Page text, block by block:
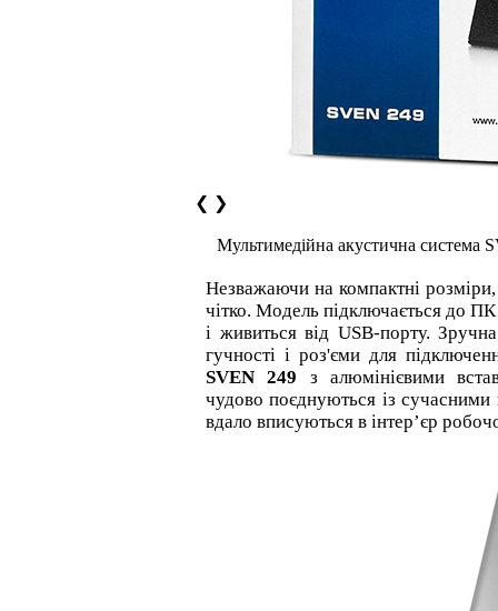
❮ ❯
Мультимедійна акустична система
Незважаючи на компактні
чітко. Модель підключається до
і живиться від USB-порту.
гучності і роз'єми для
SVEN 249 з алюмінієвими
чудово поєднуються із
вдало вписуються в інтер’єр